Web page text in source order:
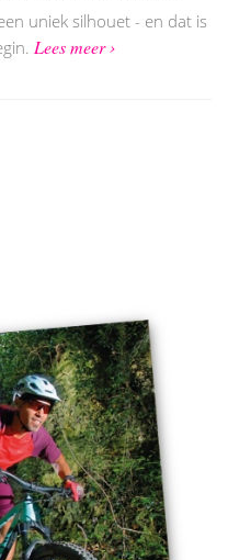
uniek silhouet - en dat is
Lees meer ›